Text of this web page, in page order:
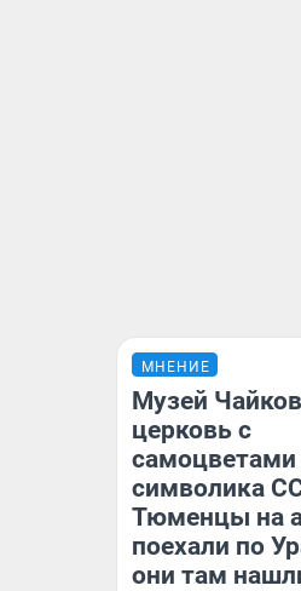
МНЕНИЕ
Музей
церковь с
самоцветами
символика
Тюменцы на
поехали по
они там